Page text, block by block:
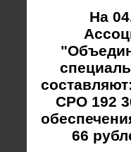
На
СРО 192
66